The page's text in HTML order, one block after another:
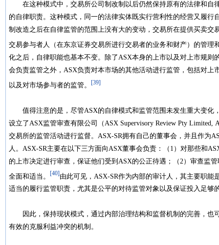
在这种模式中，交易所公司制改制以后仍然保持原有的法律和自
的自律职责。这种模式，同一的法律实体既实行营利性的经营又履行
制改造之后在自律监管的范围上没有大的变动，交易所在提供买卖交
交易参与者人（在东京证券交易所进行交易者的业务和财产）的管理
化之后，自律职能也基本不变。除了ASX本身的上市以及对上市规则
会负责监管之外，ASX负责对本市场的其他活动进行监管，包括对上
以及对市场参与者的监管。 [39]
值得注意的是，尽管ASX的自律模式和监管范围未发生重大变化
设立了ASX监管审查有限公司（ASX Supervisory Review Pty
交易所的监管活动进行监督。ASX-SR拥有自己的董事会，并且作为
人。ASX-SR主要在以下三方面向ASX董事会负责：（1）对那些和
的上市决定进行审查，保证他们受到ASX的公正待遇；（2）审查监
全面和适当。 [40] 由此可见，ASX-SR作为内部的审计人，其主要职
适当的履行监管职责，尤其是公平的对待监管对象以及保证投入足
因此，保持现状模式，通过内部治理结构和监督机制的完善，也
有效的克服利益冲突的机制。